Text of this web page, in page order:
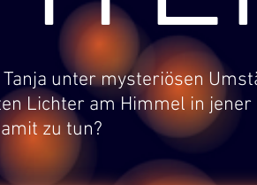
unter mysteriösen
Lichter am Himmel in jener
zu tun?